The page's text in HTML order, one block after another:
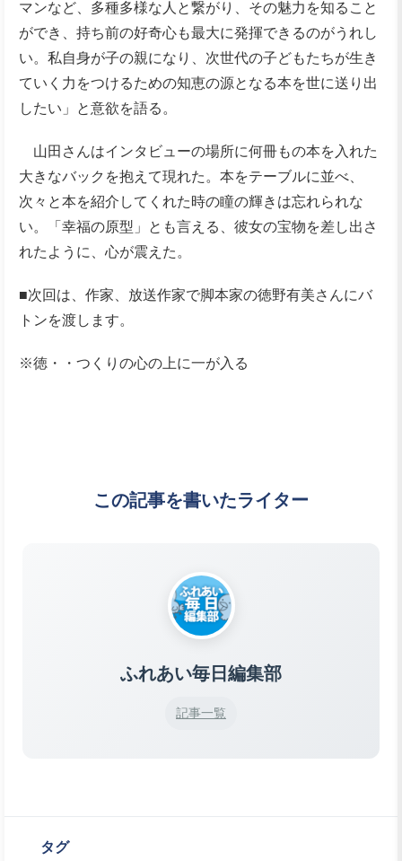
マンなど、多種多様な人と繋がり、その魅力を知ること
ができ、持ち前の好奇心も最大に発揮できるのがうれし
い。私自身が子の親になり、次世代の子どもたちが生き
ていく力をつけるための知恵の源となる本を世に送り出
したい」と意欲を語る。
山田さんはインタビューの場所に何冊もの本を入れた
大きなバックを抱えて現れた。本をテーブルに並べ、
次々と本を紹介してくれた時の瞳の輝きは忘れられな
い。「幸福の原型」とも言える、彼女の宝物を差し出さ
れたように、心が震えた。
■次回は、作家、放送作家で脚本家の徳野有美さんにバ
トンを渡します。
※徳・・つくりの心の上に一が入る
この記事を書いたライター
ふれあい毎日編集部
記事一覧
タグ